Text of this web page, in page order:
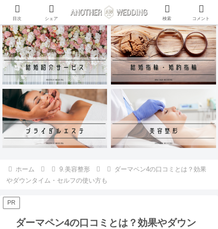
ANOTHER WEDDING~RING~のInstagramアカウントがリリース♪
ホーム 9.美容整形
ダーマペン4の口コミとは？効果
やダウンタイム・セルフの使い方も
PR
ダーマペン4の口コミとは？効果やダウン
目次 シェア 検索 コメント